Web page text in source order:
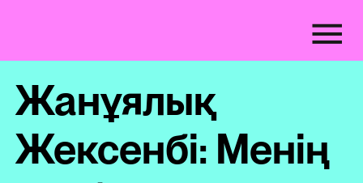
Жанұялық
Жексенбі: Менің